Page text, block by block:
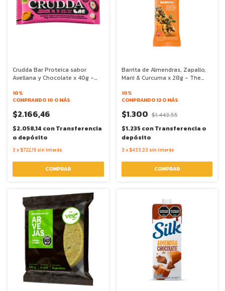
Crudda Bar Proteica sabor
Avellana y Chocolate x 40g -
10%
COMPRANDO 10 O MÁS
$2.166,46
$2.058,14 conTransferencia
o depósito
3 x $722,15 sin interés
Barrita de Almendras, Zapallo,
Mani & Curcuma x 28g - The
10%
COMPRANDO 12 O MÁS
$1.300 $1.443,55
$1.235conTransferencia o
depósito
3 x $433,33 sin interés